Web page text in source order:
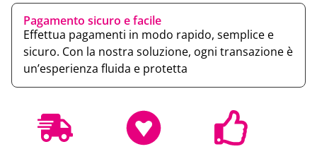
Pagamento sicuro e facile
Effettua pagamenti in modo rapido, semplice e
sicuro. Con la nostra soluzione, ogni transazione è
un’esperienza fluida e protetta